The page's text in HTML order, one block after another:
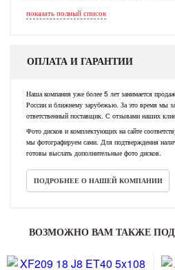
показать полный список
ОПЛАТА И ГАРАНТИИ
Наша компания уже более 5 лет занимается
России и ближнему зарубежью. За это время мы
ответственный поставщик. С отзывами наших
Фото дисков и комплектующих на сайте
мы фотографируем сами. Для подтверждения
готовы выслать дополнительные фото дисков.
ПОДРОБНЕЕ О НАШЕЙ КОМПАНИИ
ВОЗМОЖНО ВАМ ТАКЖЕ